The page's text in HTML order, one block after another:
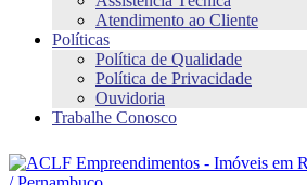
Atendimento ao Cliente
Políticas
Política de Qualidade
Política de Privacidade
Ouvidoria
Trabalhe Conosco